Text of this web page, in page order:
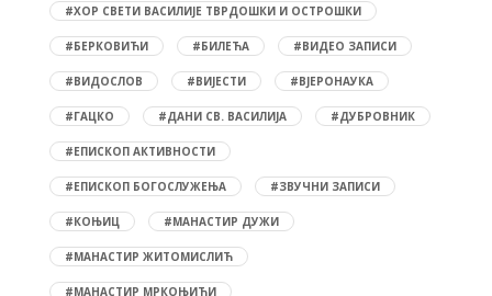
#ХОР СВЕТИ ВАСИЛИЈЕ ТВРДОШКИ И ОСТРОШКИ
#БЕРКОВИЋИ #БИЛЕЋА #ВИДЕО ЗАПИСИ
#ВИДОСЛОВ #ВИЈЕСТИ #ВЈЕРОНАУКА
#ГАЦКО #ДАНИ СВ. ВАСИЛИЈА #ДУБРОВНИК
#ЕПИСКОП АКТИВНОСТИ
#ЕПИСКОП БОГОСЛУЖЕЊА #ЗВУЧНИ ЗАПИСИ
#КОЊИЦ #МАНАСТИР ДУЖИ
#МАНАСТИР ЖИТОМИСЛИЋ
#МАНАСТИР МРКОЊИЋИ